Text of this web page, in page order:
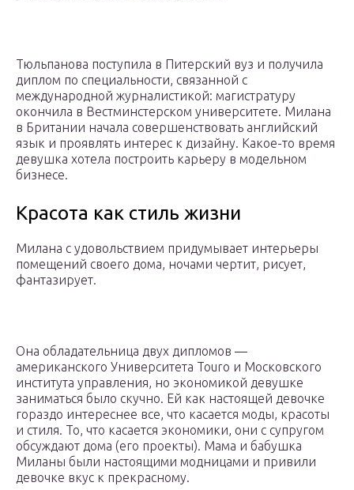
Тюльпанова поступила в Питерский вуз и получила
диплом по специальности, связанной с
международной журналистикой: магистратуру
окончила в Вестминстерском университете. Милана
в Британии начала совершенствовать английский
язык и проявлять интерес к дизайну. Какое-то время
девушка хотела построить карьеру в модельном
бизнесе.
Красота как стиль жизни
Милана с удовольствием придумывает интерьеры
помещений своего дома, ночами чертит, рисует,
фантазирует.
Она обладательница двух дипломов —
американского Университета Touro и Московского
института управления, но экономикой девушке
заниматься было скучно. Ей как настоящей девочке
гораздо интереснее все, что касается моды, красоты
и стиля. То, что касается экономики, они с супругом
обсуждают дома (его проекты). Мама и бабушка
Миланы были настоящими модницами и привили
девочке вкус к прекрасному.